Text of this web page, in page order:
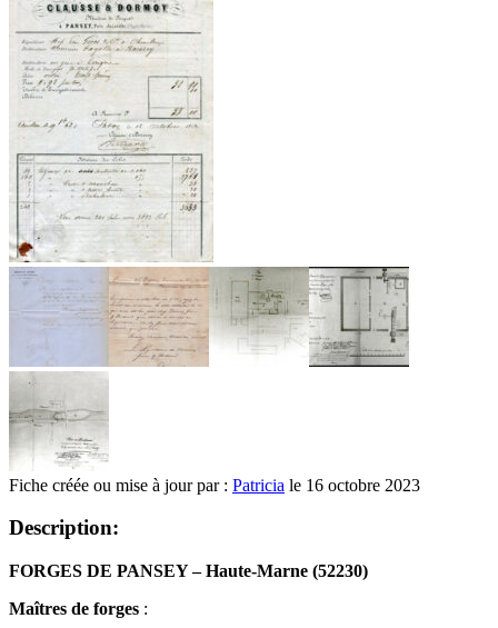
Fiche créée ou mise à jour par : Patricia le 16 octobre 2023
Description:
FORGES DE PANSEY – Haute-Marne (52230)
Maîtres de forges :